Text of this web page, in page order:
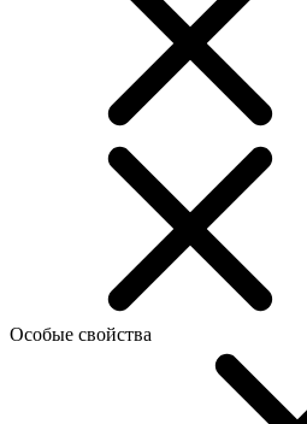
Особые свойства